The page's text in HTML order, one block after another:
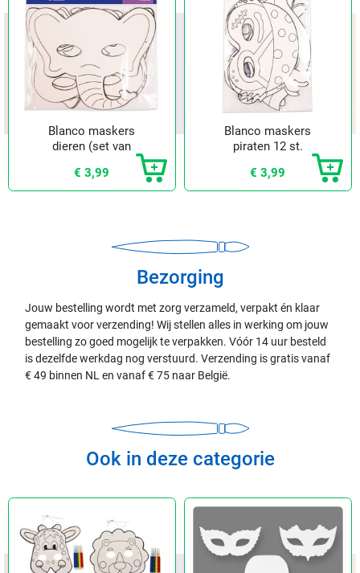
Blanco maskers
dieren (set van
€ 3,99
Blanco maskers
piraten 12 st.
€ 3,99
Bezorging
Jouw bestelling wordt met zorg verzameld, verpakt én klaar
gemaakt voor verzending! Wij stellen alles in werking om jouw
bestelling zo goed mogelijk te verpakken. Vóór 14 uur besteld
is dezelfde werkdag nog verstuurd. Verzending is gratis vanaf
€ 49 binnen NL en vanaf € 75 naar België.
Ook in deze categorie